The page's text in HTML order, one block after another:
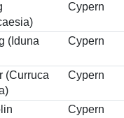
Cypern
(Iduna
Cypern
(Curruca
Cypern
Cypern